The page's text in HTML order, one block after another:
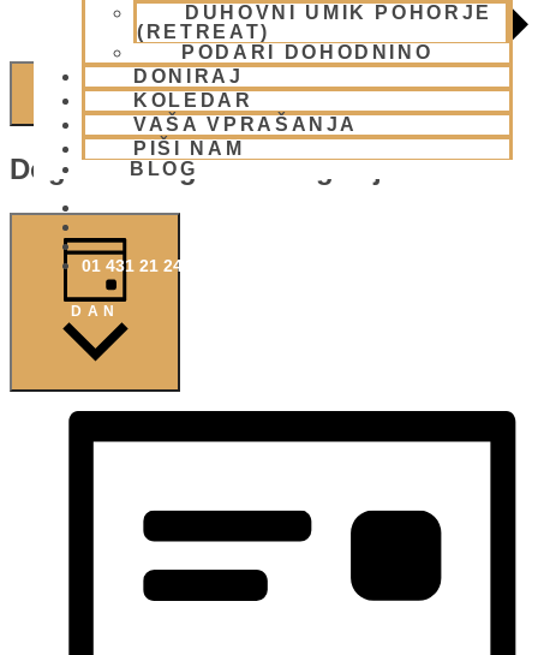
DUHOVNI UMIK POHORJE
(RETREAT)
PODARI DOHODNINO
DONIRAJ
KOLEDAR
VAŠA VPRAŠANJA
PIŠI NAM
BLOG
01 431 21 24
NAJDI DOGODKI
Dogodek Pogledi Navigacije
DAN